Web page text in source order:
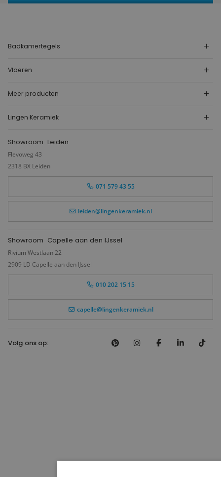
Badkamertegels
Vloeren
Meer producten
Lingen Keramiek
Showroom Leiden
Flevoweg 43
2318 BX Leiden
071 579 43 55
leiden@lingenkeramiek.nl
Showroom Capelle aan den IJssel
Rivium Westlaan 22
2909 LD Capelle aan den IJssel
010 202 15 15
capelle@lingenkeramiek.nl
Volg ons op: